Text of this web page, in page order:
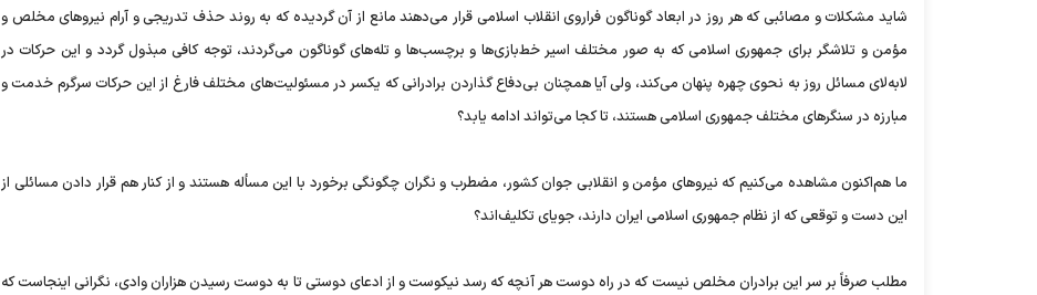
شاید مشکلات و مصائبی که هر روز در ابعاد گوناگون فراروی انقلاب اسلامی قرار می‌دهند مانع از آن گردیده که به روند حذف تدریجی و آرام نیروهای مخلص و
مؤمن و تلاشگر برای جمهوری اسلامی که به صور مختلف اسیر خط‌بازی‌ها و برچسب‌ها و تله‌های گوناگون می‌گردند، توجه کافی مبذول گردد و این حرکات در
لابه‌لای مسائل روز به نحوی چهره پنهان می‌کند، ولی آیا همچنان بی‌دفاع گذاردن برادرانی که یکسر در مسئولیت‌های مختلف فارغ از این حرکات سرگرم خدمت و
مبارزه در سنگرهای مختلف جمهوری اسلامی هستند، تا کجا می‌تواند ادامه یابد؟
ما هم‌اکنون مشاهده می‌کنیم که نیروهای مؤمن و انقلابی جوان کشور، مضطرب و نگران چگونگی برخورد با این مسأله هستند و از کنار هم قرار دادن مسائلی از
این دست و توقعی که از نظام جمهوری اسلامی ایران دارند، جویای تکلیف‌اند؟
مطلب صرفاً بر سر این برادران مخلص نیست که در راه دوست هر آنچه که رسد نیکوست و از ادعای دوستی تا به دوست رسیدن هزاران وادی، نگرانی اینجاست که